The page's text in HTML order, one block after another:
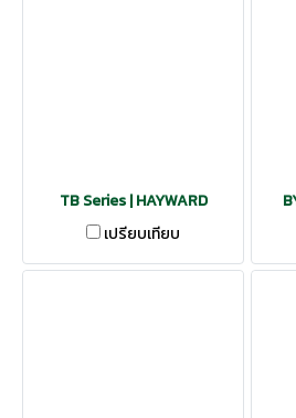
TB Series | HAYWARD
เปรียบเทียบ